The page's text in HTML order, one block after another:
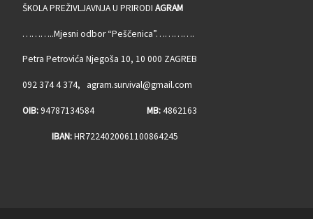
ŠKOLA PREŽIVLJAVNJA U PRIRODI AGRAM
………..Mjesni odbor “Peščenica”………….
Petra Petrovića Njegoša 10, 10 000 ZAGREB
092 374 4 374, agram.survival@gmail.com
OIB:94787134584 MB:4862163
IBAN:HR7224020061100864245